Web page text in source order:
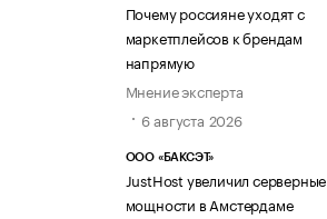
Почему россияне уходят с
маркетплейсов к брендам
напрямую
Мнение эксперта
6 августа 2026
ООО «БАКСЭТ»
JustHost увеличил серверные
мощности в Амстердаме